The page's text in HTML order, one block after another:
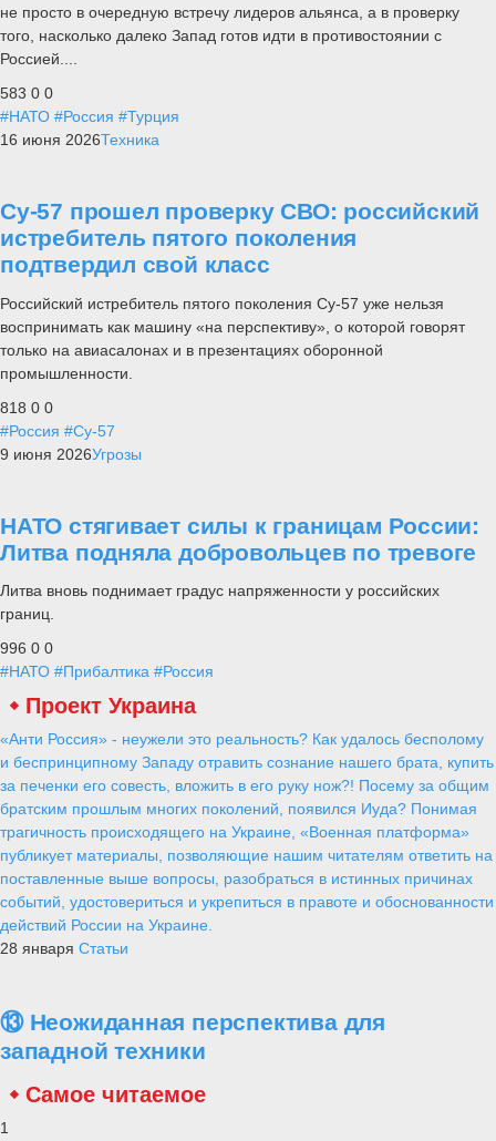
не просто в очередную встречу лидеров альянса, а в проверку
того, насколько далеко Запад готов идти в противостоянии с
Россией....
583 0 0
#НАТО #Россия #Турция
16 июня 2026Техника
Су-57 прошел проверку СВО: российский
истребитель пятого поколения
подтвердил свой класс
Российский истребитель пятого поколения Су-57 уже нельзя
воспринимать как машину «на перспективу», о которой говорят
только на авиасалонах и в презентациях оборонной
промышленности.
818 0 0
#Россия #Су-57
9 июня 2026Угрозы
НАТО стягивает силы к границам России:
Литва подняла добровольцев по тревоге
Литва вновь поднимает градус напряженности у российских
границ.
996 0 0
#НАТО #Прибалтика #Россия
Проект Украина
«Анти Россия» - неужели это реальность? Как удалось бесполому
и беспринципному Западу отравить сознание нашего брата, купить
за печенки его совесть, вложить в его руку нож?! Посему за общим
братским прошлым многих поколений, появился Иуда? Понимая
трагичность происходящего на Украине, «Военная платформа»
публикует материалы, позволяющие нашим читателям ответить на
поставленные выше вопросы, разобраться в истинных причинах
событий, удостовериться и укрепиться в правоте и обоснованности
действий России на Украине.
28 января Статьи
⑬ Неожиданная перспектива для
западной техники
Самое читаемое
1